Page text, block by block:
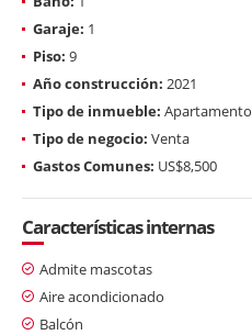
Garaje: 1
Piso: 9
Año construcción: 2021
Tipo de inmueble: Apartamento
Tipo de negocio: Venta
Gastos Comunes: US$8,500
Características internas
Admite mascotas
Aire acondicionado
Balcón